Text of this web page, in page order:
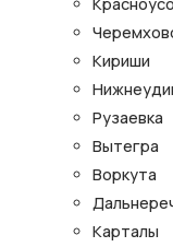
Кириши
Рузаевка
Вытегра
Воркута
Карталы